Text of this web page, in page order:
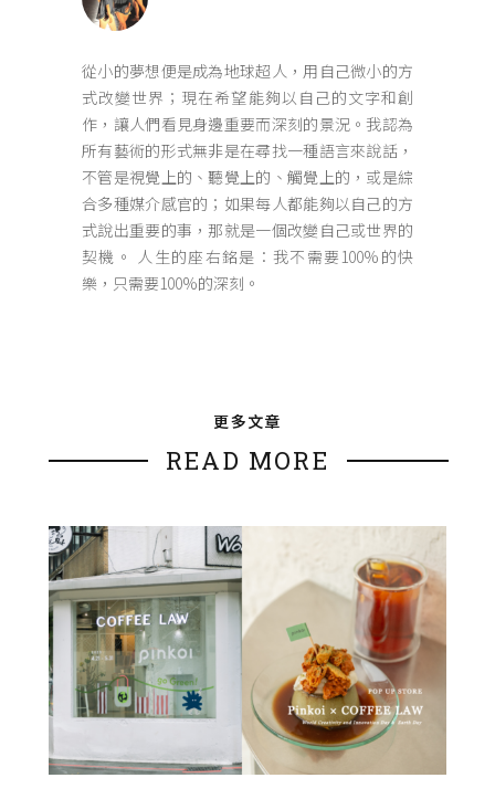
從小的夢想便是成為地球超人，用自己微小的方
式改變世界；現在希望能夠以自己的文字和創
作，讓人們看見身邊重要而深刻的景況。我認為
所有藝術的形式無非是在尋找一種語言來說話，
不管是視覺上的、聽覺上的、觸覺上的，或是綜
合多種媒介感官的；如果每人都能夠以自己的方
式說出重要的事，那就是一個改變自己或世界的
契機。 人生的座右銘是：我不需要100%的快
樂，只需要100%的深刻。
更多文章
READ MORE